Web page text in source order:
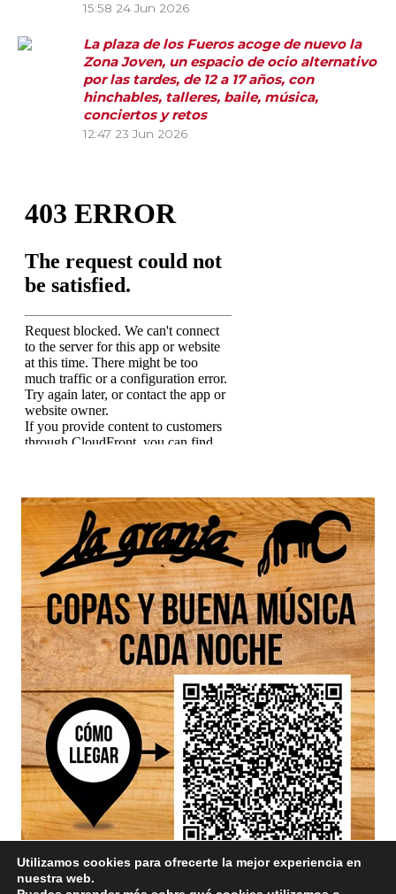
15:58 24 Jun 2026
La plaza de los Fueros acoge de nuevo la
Zona Joven, un espacio de ocio alternativo
por las tardes, de 12 a 17 años, con
hinchables, talleres, baile, música,
conciertos y retos
12:47 23 Jun 2026
Utilizamos cookies para ofrecerte la mejor experiencia en
nuestra web.